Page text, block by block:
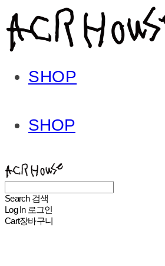
SHOP
SHOP
Search 검색
Log In 로그인
Cart장바구니